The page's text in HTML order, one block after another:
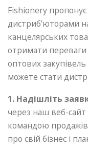
Fishionery
дистриб’юторами
канцелярських
отримати
оптових
можете стати
1. Надішліть
через наш веб-сайт
командою
про свій бізнес і